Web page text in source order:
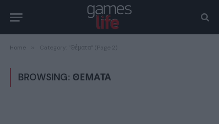
Home Category: "Θέματα" (Page 2)
BROWSING: ΘΈΜΑΤΑ